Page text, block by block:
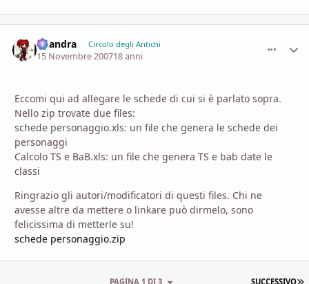
khandra Circolo degli Antichi
15 Novembre 200718 anni
Eccomi qui ad allegare le schede di cui si è parlato sopra.
Nello zip trovate due files:
schede personaggio.xls: un file che genera le schede dei
personaggi
Calcolo TS e BaB.xls: un file che genera TS e bab date le
classi
Ringrazio gli autori/modificatori di questi files. Chi ne
avesse altre da mettere o linkare può dirmelo, sono
felicissima di metterle su!
schede personaggio.zip
SUCCESSIVO
PAGINA 1 DI 3